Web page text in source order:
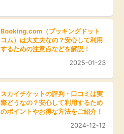
Booking.com（ブッキングドット
コム）は大丈夫なの？安心して利用
するための注意点などを解説！
2025-01-23
スカイチケットの評判・口コミは実
際どうなの？安心して利用するため
のポイントやお得な方法をご紹介！
2024-12-12